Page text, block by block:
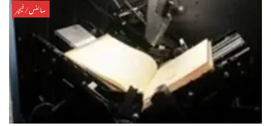
سائنس/فیچر